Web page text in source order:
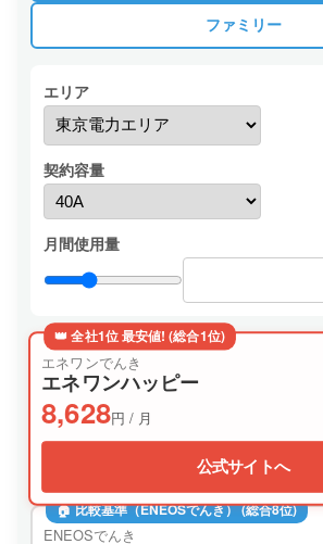
ファミリー
エリア
契約容量
月間使用量
👑 全社1位 最安値! (総合1位)
エネワンでんき
エネワンハッピー
8,628円 / 月
公式サイトへ
🏠 比較基準（ENEOSでんき） (総合8位)
ENEOSでんき